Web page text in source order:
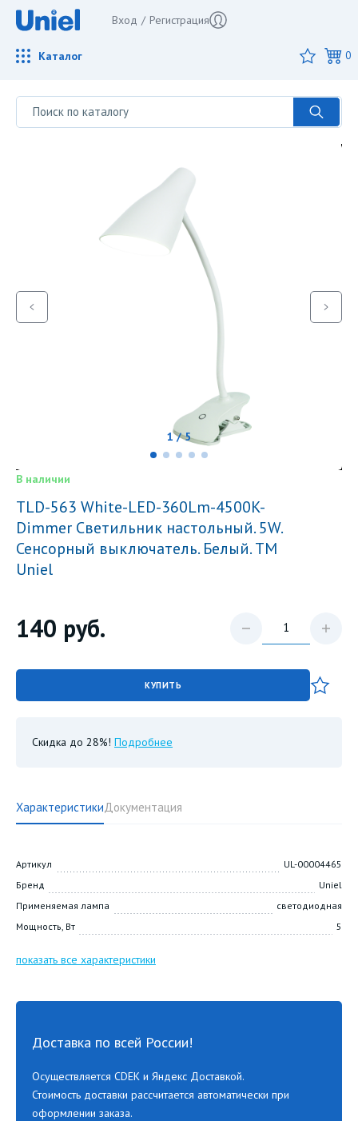
Вход / Регистрация
Каталог 0
1 / 5
В наличии
TLD-563 White-LED-360Lm-4500K-
Dimmer Светильник настольный. 5W.
Сенсорный выключатель. Белый. ТМ
Uniel
140 руб.
КУПИТЬ
Скидка до 28%! Подробнее
ХарактеристикиДокументация
Артикул
UL-00004465
Бренд
Uniel
Применяемая лампа
светодиодная
Мощность, Вт
5
показать все характеристики
Доставка по всей России!
Осуществляется CDEK и Яндекс Доставкой.
Стоимость доставки рассчитается автоматически при
оформлении заказа.